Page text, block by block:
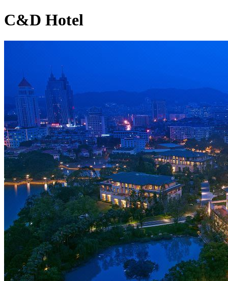
C&D Hotel